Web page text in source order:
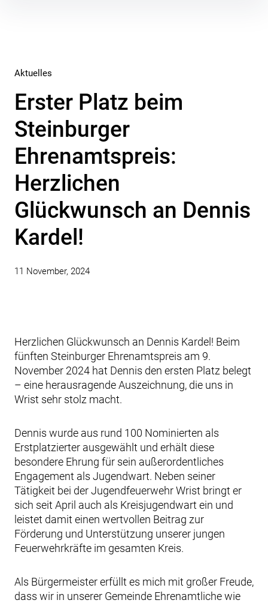
Aktuelles
Erster Platz beim
Steinburger
Ehrenamtspreis:
Herzlichen
Glückwunsch an Dennis
Kardel!
11 November, 2024
Herzlichen Glückwunsch an Dennis Kardel! Beim
fünften Steinburger Ehrenamtspreis am 9.
November 2024 hat Dennis den ersten Platz belegt
– eine herausragende Auszeichnung, die uns in
Wrist sehr stolz macht.
Dennis wurde aus rund 100 Nominierten als
Erstplatzierter ausgewählt und erhält diese
besondere Ehrung für sein außerordentliches
Engagement als Jugendwart. Neben seiner
Tätigkeit bei der Jugendfeuerwehr Wrist bringt er
sich seit April auch als Kreisjugendwart ein und
leistet damit einen wertvollen Beitrag zur
Förderung und Unterstützung unserer jungen
Feuerwehrkräfte im gesamten Kreis.
Als Bürgermeister erfüllt es mich mit großer Freude,
dass wir in unserer Gemeinde Ehrenamtliche wie